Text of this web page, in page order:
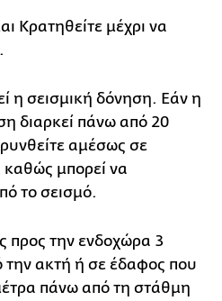
Κρατηθείτε μέχρι να
η σεισμική δόνηση. Εάν η
διαρκεί πάνω από 20
αμέσως σε
μπορεί να
το σεισμό.
προς την ενδοχώρα 3
την ακτή ή σε έδαφος που
πάνω από τη στάθμη